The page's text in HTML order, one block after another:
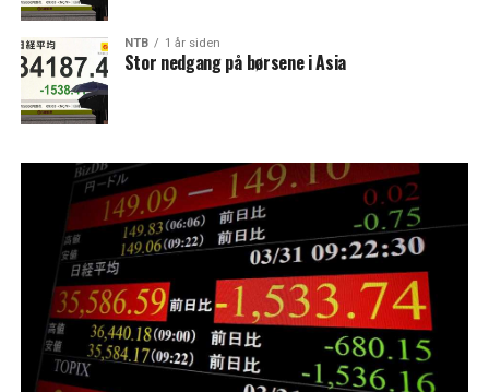
NTB 1 år siden
Stor nedgang på børsene i Asia